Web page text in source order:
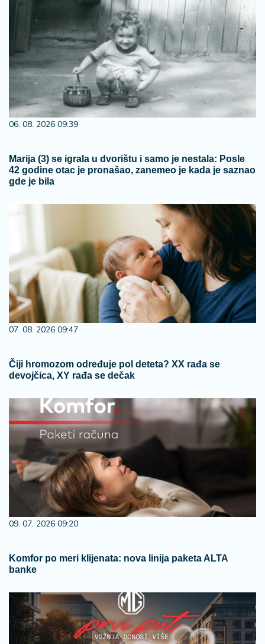
06. 08. 2026 09:39
Marija (3) se igrala u dvorištu i samo je nestala: Posle
42 godine otac je pronašao, zanemeo je kada je saznao
gde je bila
07. 08. 2026 09:47
Čiji hromozom određuje pol deteta? XX rađa se
devojčica, XY rađa se dečak
09. 07. 2026 09:20
Komfor po meri klijenata: nova linija paketa ALTA
banke